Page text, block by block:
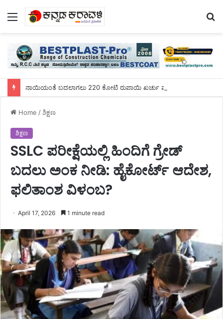
Menu
ನಾಯಿಯಂತೆ ಬದಲಾಗಲು 220 ಕೋಟಿ ರುಪಾಯಿ ಖರ್ಚು ಮಾಡಿದ ಯುವಕ!
Home /ಶಿಕ್ಷಣ
ಶಿಕ್ಷಣ
SSLC ಪರೀಕ್ಷೆಯಲ್ಲಿ ಹಿಂದಿಗೆ ಗ್ರೇಡ್
ಬದಲು ಅಂಕ ನೀಡಿ: ಹೈಕೋರ್ಟ್ ಆದೇಶ,
ಫಲಿತಾಂಶ ವಿಳಂಬ?
April 17, 2026 1 minute read